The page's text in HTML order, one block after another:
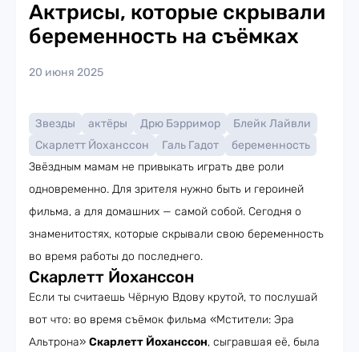
Актрисы, которые скрывали
беременность на съёмках
20 июня 2025
Звезды актёры Дрю Бэрримор
Блейк Лайвли
Скарлетт Йоханссон
Галь Гадот
беременность
Звёздным мамам не привыкать играть две роли
одновременно. Для зрителя нужно быть и героиней
фильма, а для домашних — самой собой. Сегодня о
знаменитостях, которые скрывали свою беременность
во время работы до последнего.
Скарлетт Йоханссон
Если ты считаешь Чёрную Вдову крутой, то послушай
вот что: во время съёмок фильма «Мстители: Эра
Альтрона» Скарлетт Йоханссон, сыгравшая её, была